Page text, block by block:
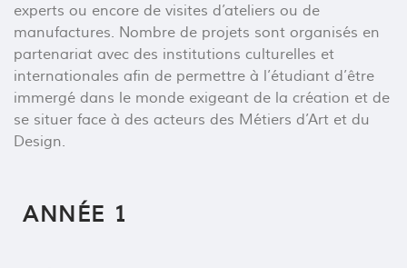
experts ou encore de visites d’ateliers ou de
manufactures. Nombre de projets sont organisés en
partenariat avec des institutions culturelles et
internationales afin de permettre à l’étudiant d’être
immergé dans le monde exigeant de la création et de
se situer face à des acteurs des Métiers d’Art et du
Design.
ANNÉE 1